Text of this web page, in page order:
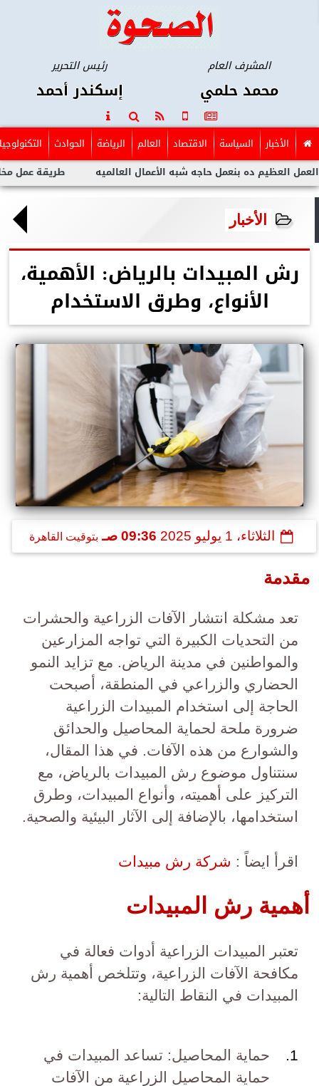
المشرف العام
محمد حلمي
رئيس التحرير
إسكندر أحمد
الأخبار السياسة الاقتصاد العالم الرياضة الحوادث التكنولوجيا
طريقة عمل مخلل الجزر مثل بنعمل حاجه شبه الأعمال العالميه
الأخبار
رش المبيدات بالرياض: الأهمية،
الأنواع، وطرق الاستخدام
الثلاثاء، 1 يوليو 2025 09:36 صـ بتوقيت القاهرة
مقدمة
تعد مشكلة انتشار الآفات الزراعية والحشرات
من التحديات الكبيرة التي تواجه المزارعين
والمواطنين في مدينة الرياض. مع تزايد النمو
الحضاري والزراعي في المنطقة، أصبحت
الحاجة إلى استخدام المبيدات الزراعية
ضرورة ملحة لحماية المحاصيل والحدائق
والشوارع من هذه الآفات. في هذا المقال،
سنتناول موضوع رش المبيدات بالرياض، مع
التركيز على أهميته، وأنواع المبيدات، وطرق
استخدامها، بالإضافة إلى الآثار البيئية والصحية.
اقرأ ايضاً : شركة رش مبيدات
أهمية رش المبيدات
تعتبر المبيدات الزراعية أدوات فعالة في
مكافحة الآفات الزراعية، وتتلخص أهمية رش
المبيدات في النقاط التالية:
حماية المحاصيل: تساعد المبيدات في
حماية المحاصيل الزراعية من الآفات